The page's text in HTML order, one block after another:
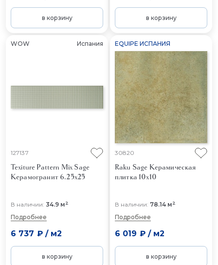
в корзину в корзину
WOW Испания
127137
Texiture Pattern Mix Sage
Керамогранит 6.25x25
В наличии: 34.9 м2
Подробнее
6 737 ₽/ м2
в корзину
EQUIPE ИСПАНИЯ
30820
Raku Sage Керамическая
плитка 10x10
В наличии: 78.14 м2
Подробнее
6 019 ₽/ м2
в корзину